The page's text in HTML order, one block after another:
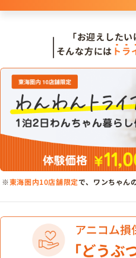
「お迎えした
そんな方には トラ
※東海圏内10店舗限定で、ワンちゃん